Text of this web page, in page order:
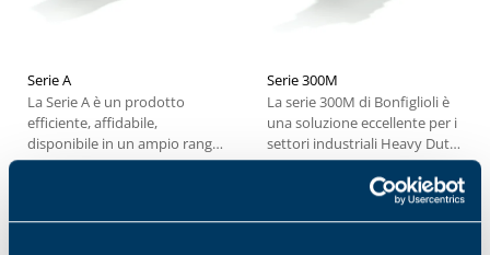
Serie A
La Serie A è un prodotto
efficiente, affidabile,
disponibile in un ampio range
di coppia e che garantisce...
Serie 300M
La serie 300M di Bonfiglioli è
una soluzione eccellente per i
settori industriali Heavy Duty
infatti,...